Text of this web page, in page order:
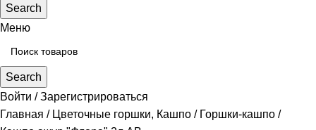
Search
Меню
Search
Войти / Зарегистрироваться
Главная
Цветочные горшки, Кашпо
Горшки-кашпо